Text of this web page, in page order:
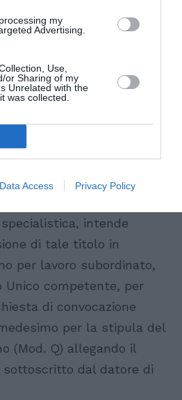
my
Advertising.
Use,
or Sharing of my
Unrelated with the
was collected.
Data Access Privacy Policy
della quota, lo straniero,
Unico, provvede a
di soggiorno e a
permesso di soggiorno
un permesso di soggiorno
professionale in corso di
della maggiore
intende
di tale titolo in
per lavoro subordinato,
competente, per
di convocazione
per la stipula del
(Mod. Q) allegando il
dal datore di